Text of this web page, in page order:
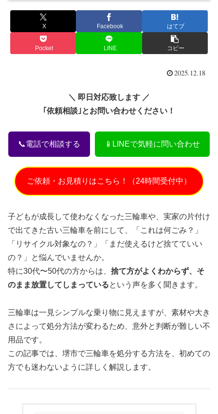
X Facebook はてブ
Pocket LINE コピー
2025.12.18
＼ 即日対応致します ／
｢依頼相談｣とお問い合わせください！
📞電話で相談する 📱LINEで気軽に問い合わせ
ご依頼・お見積りはこちら！（24時間受付中）
子どもが成長して使わなくなった三輪車や、実家の片付け
で出てきた古い三輪車を前にして、「これは何ごみ？」
「リサイクル対象なの？」「まだ使えるけど捨てていい
の？」と悩んでいませんか。
特に30代〜50代の方からは、 捨て方がよくわからず、そ
のまま放置してしまっているという声を多く聞きます。
三輪車は一見シンプルな乗り物に見えますが、素材や大き
さによって処分方法が変わるため、意外と判断が難しい不
用品です。
この記事では、堺市で三輪車を処分する方法を、初めての
方でも迷わないように詳しく解説します。